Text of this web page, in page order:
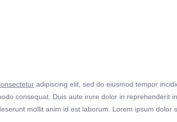
adipiscing elit, sed do eiusmod tempor
consequat. Duis aute irure dolor in reprehenderit in
mollit anim id est laborum. Lorem ipsum dolor